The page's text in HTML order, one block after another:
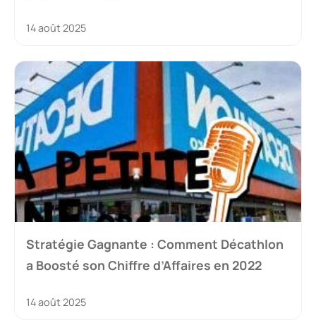
14 août 2025
Stratégie Gagnante : Comment Décathlon
a Boosté son Chiffre d’Affaires en 2022
14 août 2025